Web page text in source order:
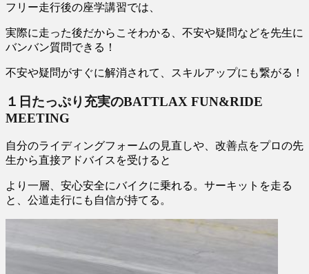
フリー走行後の座学講習では、
実際に走った後だからこそわかる、不安や疑問などを先生に
バンバン質問できる！
不安や疑問がすぐに解消されて、スキルアップにも繋がる！
１日たっぷり充実のBATTLAX FUN&RIDE
MEETING
自分のライディングフォームの見直しや、改善点をプロの先
生から直接アドバイスを受けると
より一層、安心安全にバイクに乗れる。サーキットを走る
と、公道走行にも自信が持てる。